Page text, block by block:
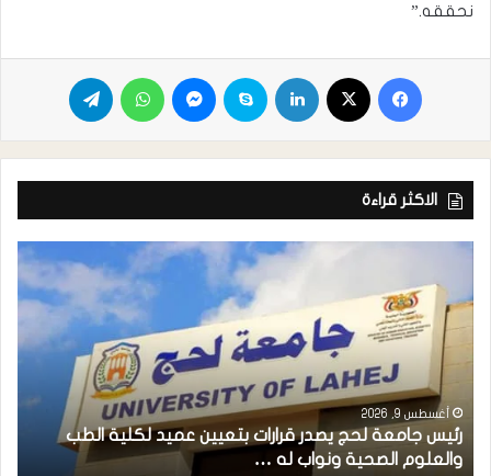
نحققه.”
الاكثر قراءة
أغسطس 9, 2026
رئيس جامعة لحج يصدر قرارات بتعيين عميد لكلية الطب
والعلوم الصحية ونواب له …